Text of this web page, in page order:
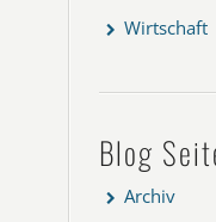
Wirtschaft
Blog
Archiv